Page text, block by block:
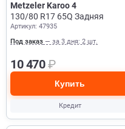
Metzeler Karoo 4
130/80 R17 65Q Задняя
Артикул: 47935
Под заказ — за 3 дня: 2 шт.
10 470₽
Купить
Кредит